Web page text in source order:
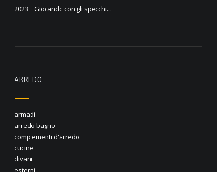
2023 | Giocando con gli specchi…
ARREDO…
armadi
arredo bagno
complementi d'arredo
cucine
divani
esterni